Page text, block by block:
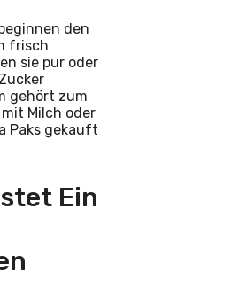
den
frisch
sie pur oder
gehört zum
Milch oder
Paks gekauft
Ein